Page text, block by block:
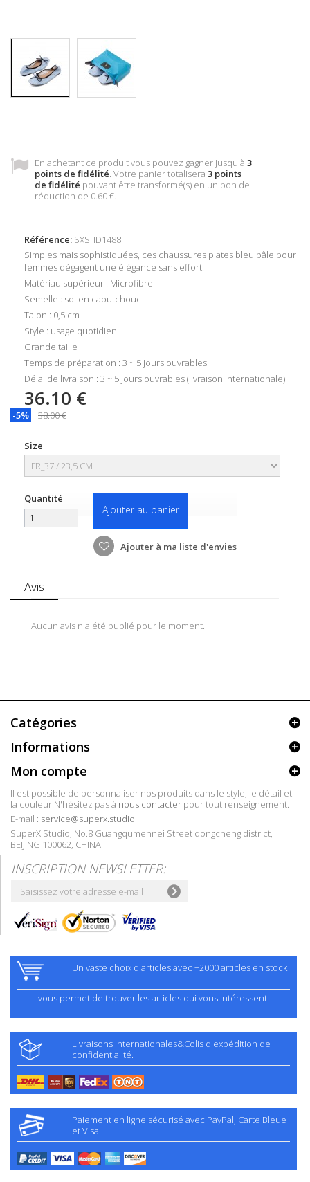
En achetant ce produit vous pouvez gagner jusqu'à 3
points de fidélité . Votre panier totalisera 3 points
de fidélité pouvant être transformé(s) en un bon de
réduction de 0.60 €
Référence: SXS_ID1488
Simples mais sophistiquées, ces chaussures plates bleu pâle pour
femmes dégagent une élégance sans effort.
Matériau supérieur : Microfibre
Semelle : sol en caoutchouc
Talon : 0,5 cm
Style : usage quotidien
Grande taille
Temps de préparation : 3 ~ 5 jours ouvrables
Délai de livraison : 3 ~ 5 jours ouvrables (livraison internationale)
36.10 €
-5% 38.00 €
Size
Quantité
Ajouter au panier
Ajouter à ma liste d'envies
Avis
Aucun avis n'a été publié pour le moment.
Catégories
Informations
Mon compte
Il est possible de personnaliser nos produits dans le style, le détail et
la couleur.N'hésitez pas à nous contacter pour tout renseignement.
E-mail : service@superx.studio
SuperX Studio, No.8 Guangqumennei Street dongcheng district,
BEIJING 100062, CHINA
INSCRIPTION NEWSLETTER:
Un vaste choix d'articles avec +2000 articles en stock
vous permet de trouver les articles qui vous intéressent.
Livraisons internationales&Colis d'expédition de
confidentialité.
Paiement en ligne sécurisé avec PayPal, Carte Bleue
et Visa.